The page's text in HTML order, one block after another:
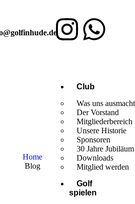
Club
Was uns ausmacht
Der Vorstand
Mitgliederbereich
Unsere Historie
Sponsoren
30 Jahre Jubiläum
Downloads
Mitglied werden
Golf
spielen
Home
Blog